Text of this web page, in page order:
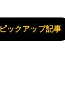
ピックアップ記事